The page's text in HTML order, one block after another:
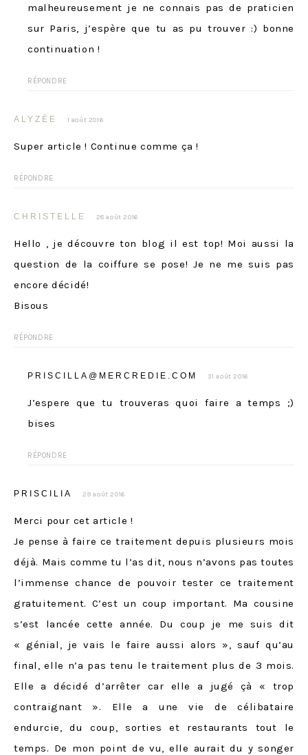
malheureusement je ne connais pas de praticien
sur Paris, j’espère que tu as pu trouver :) bonne
continuation !
RÉPONDRE
ALYZÉE 1 août 2016
Super article ! Continue comme ça !
RÉPONDRE
CHRISTELLE 28 août 2016
Hello , je découvre ton blog il est top! Moi aussi la
question de la coiffure se pose! Je ne me suis pas
encore décidé!
Bisous
RÉPONDRE
PRISCILLA@MERCREDIE.COM 31 août 2016
J’espere que tu trouveras quoi faire a temps ;)
bises
RÉPONDRE
PRISCILIA 29 août 2016
Merci pour cet article !
Je pense à faire ce traitement depuis plusieurs mois
déjà. Mais comme tu l’as dit, nous n’avons pas toutes
l’immense chance de pouvoir tester ce traitement
gratuitement. C’est un coup important. Ma cousine
s’est lancée cette année. Du coup je me suis dit
« génial, je vais le faire aussi alors », sauf qu’au
final, elle n’a pas tenu le traitement plus de 3 mois.
Elle a décidé d’arrêter car elle a jugé çà « trop
contraignant ». Elle a une vie de célibataire
endurcie, du coup, sorties et restaurants tout le
temps. De mon point de vu, elle aurait du y songer